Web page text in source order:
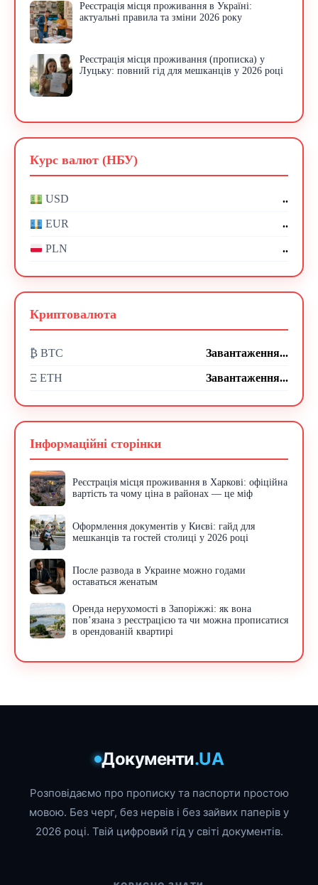
Реєстрація місця проживання в Україні:
актуальні правила та зміни 2026 року
Реєстрація місця проживання (прописка) у
Луцьку: повний гід для мешканців у 2026 році
Курс валют (НБУ)
USD ..
EUR ..
PLN ..
Криптовалюта
₿ BTC Завантаження...
Ξ ETH Завантаження...
Інформаційні сторінки
Реєстрація місця проживання в Харкові: офіційна
вартість та чому ціна в районах — це міф
Оформлення документів у Києві: гайд для
мешканців та гостей столиці у 2026 році
После развода в Украине можно годами
оставаться женатым
Оренда нерухомості в Запоріжжі: як вона
пов’язана з реєстрацією та чи можна прописатися
в орендованій квартирі
Документи.UA
Розповідаємо про прописку та паспорти простою
мовою. Без черг, без нервів і без зайвих паперів у
2026 році. Твій цифровий гід у світі документів.